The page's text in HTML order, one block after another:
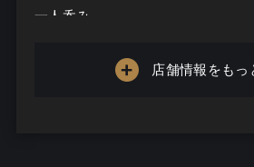
一人呑み
店舗情報をもっ